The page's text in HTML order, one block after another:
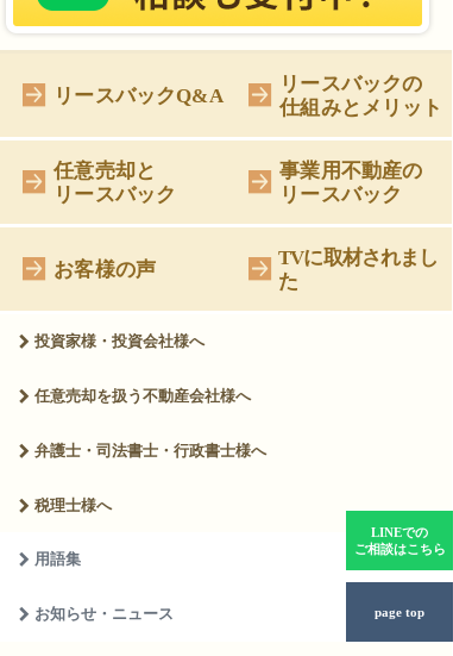
リースバックQ&A
リースバックの
仕組みとメリット
任意売却と
リースバック
事業用不動産の
リースバック
お客様の声
TVに取材されまし
た
投資家様・投資会社様へ
任意売却を扱う不動産会社様へ
弁護士・司法書士・行政書士様へ
税理士様へ
用語集
お知らせ・ニュース
LINEでの
ご相談はこちら
page top